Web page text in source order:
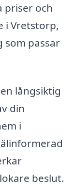
priser och
i Vretstorp,
som passar
långsiktig
din
i
beslut.